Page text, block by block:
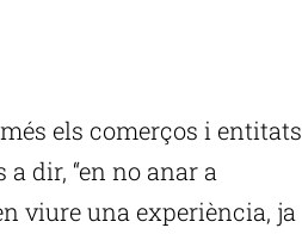
els comerços i entitats
dir, “en no anar a
viure una experiència, ja